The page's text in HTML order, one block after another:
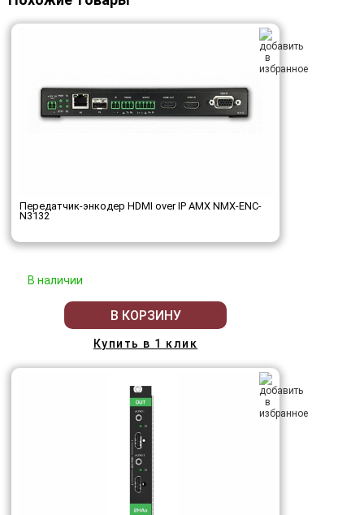
Передатчик-энкодер HDMI over IP AMX NMX-ENC-
N3132
В наличии
В КОРЗИНУ
Купить в 1 клик